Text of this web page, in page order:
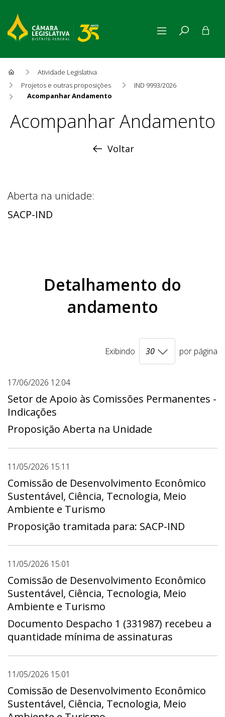
Atividade Legislativa
Projetos e outras proposições
IND 9993/2026
Acompanhar Andamento
Acompanhar Andamento
Acompanhar Andamento
Voltar
Aberta na unidade:
SACP-IND
Detalhamento do
andamento
Exibindo por página
17/06/2026 12:04
Setor de Apoio às Comissões Permanentes -
Indicações
Proposição Aberta na Unidade
11/05/2026 15:11
Comissão de Desenvolvimento Econômico
Sustentável, Ciência, Tecnologia, Meio
Ambiente e Turismo
Proposição tramitada para: SACP-IND
11/05/2026 15:01
Comissão de Desenvolvimento Econômico
Sustentável, Ciência, Tecnologia, Meio
Ambiente e Turismo
Documento Despacho 1 (331987) recebeu a
quantidade mínima de assinaturas
11/05/2026 15:01
Comissão de Desenvolvimento Econômico
Sustentável, Ciência, Tecnologia, Meio